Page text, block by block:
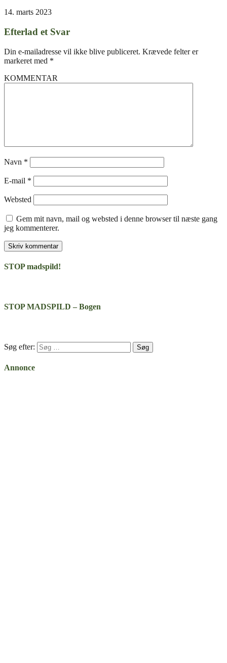
14. marts 2023
Efterlad et Svar
Din e-mailadresse vil ikke blive publiceret. Krævede felter er
markeret med *
KOMMENTAR
Navn *
E-mail *
Websted
Gem mit navn, mail og websted i denne browser til næste gang
jeg kommenterer.
STOP madspild!
STOP MADSPILD – Bogen
Søg efter:
Annonce